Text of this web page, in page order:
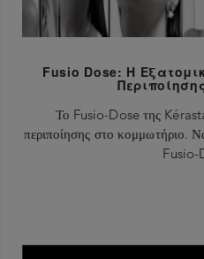
Fusio Dose: Η
Το Fusio-Dose της
περιποίησης στο κομμωτήριο.
Fusio-